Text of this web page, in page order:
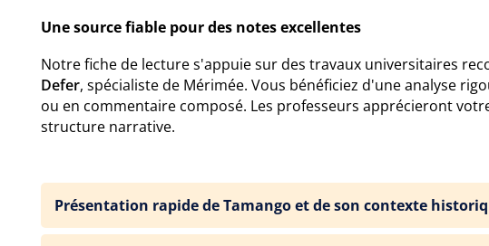
Une source fiable pour des notes excellentes
Notre fiche de lecture s'appuie sur des travaux universitaires
Defer, spécialiste de Mérimée. Vous bénéficiez d'une analyse
ou en commentaire composé. Les professeurs apprécieront
structure narrative.
Présentation rapide de Tamango et de son contexte